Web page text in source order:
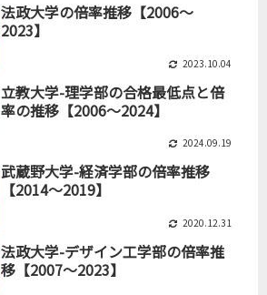
法政大学の倍率推移【2006～
2023】
2023.10.04
立教大学-理学部の合格最低点と倍
率の推移【2006～2024】
2024.09.19
武蔵野大学-経済学部の倍率推移
【2014～2019】
2020.12.31
法政大学-デザイン工学部の倍率推
移【2007～2023】